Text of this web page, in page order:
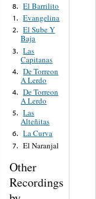
8. El Barrilito
1. Evangelina
2. El Sube Y
Baja
3. Las
Capitanas
4. De Torreon
A Lerdo
4. De Torreon
A Lerdo
5. Las
Alteñitas
6. La Curva
7. El Naranjal
Other
Recordings